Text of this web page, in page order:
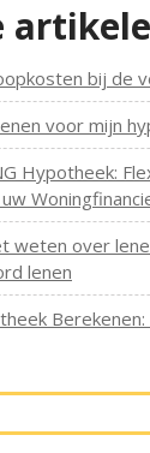
bij de
voor mijn
Hypotheek:
weten over
lenen
Berekenen: